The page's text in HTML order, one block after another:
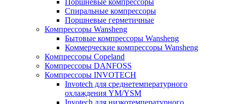
Спиральные компрессоры
Поршневые герметичные
Компрессоры Wansheng
Бытовые компрессоры Wansheng
Коммерческие компрессоры Wansheng
Компрессоры Copeland
Компрессоры DANFOSS
Компрессоры INVOTECH
Invotech для среднетемпературного
охлаждения YM/YSM
Invotech для низкотемпературного